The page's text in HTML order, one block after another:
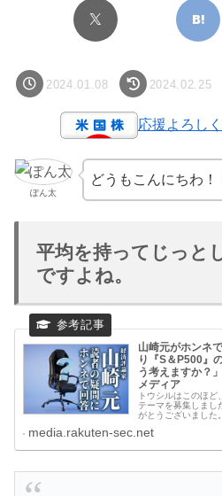
2024.01.08 2024.02.25
応援よろし
ぽん太
どうもこんにちわ！
平均を持ってじっと
ですよね。
山崎元がホンネ
り『S＆P500』
う考えますか？
メディア
トウシルはこのほ
テーマを募集しまし
がとうございました
の質問に回答します
media.rakuten-sec.net